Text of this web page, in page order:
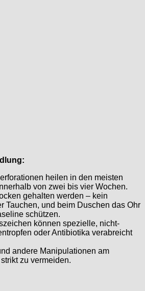
heilen in den meisten
von zwei bis vier Wochen.
gehalten werden – kein
Tauchen, und beim Duschen das Ohr
schützen.
können spezielle, nicht-
oder Antibiotika verabreicht
andere Manipulationen am
zu vermeiden.